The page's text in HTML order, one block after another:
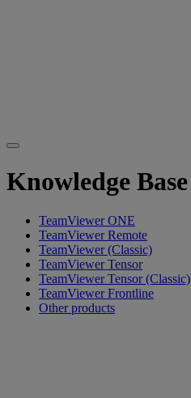
Knowledge Base
TeamViewer ONE
TeamViewer Remote
TeamViewer (Classic)
TeamViewer Tensor
TeamViewer Tensor (Classic)
TeamViewer Frontline
Other products